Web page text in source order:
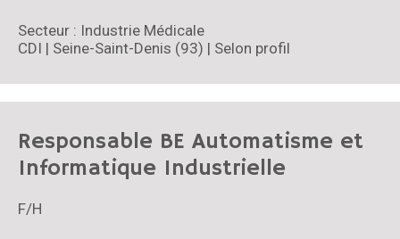
Secteur : Industrie Médicale
CDI | Seine-Saint-Denis (93) | Selon profil
Responsable BE Automatisme et
Informatique Industrielle
F/H